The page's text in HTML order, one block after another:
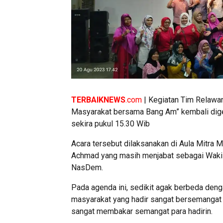
TERBAIKNEWS.com | Kegiatan Tim
Masyarakat bersama Bang Am” kembali
sekira pukul 15.30 Wib
Acara tersebut dilaksanakan di Aula Mitra
Achmad yang masih menjabat sebagai
NasDem.
Pada agenda ini, sedikit agak berbeda
masyarakat yang hadir sangat
sangat membakar semangat para hadirin.